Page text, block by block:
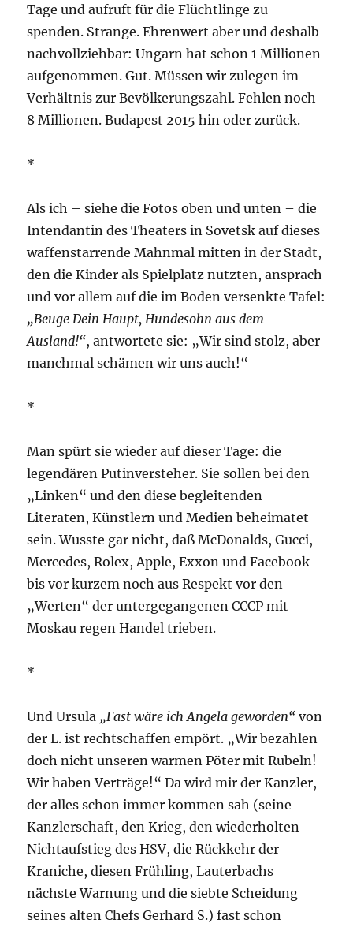
Tage und aufruft für die Flüchtlinge zu
spenden. Strange. Ehrenwert aber und deshalb
nachvollziehbar: Ungarn hat schon 1 Millionen
aufgenommen. Gut. Müssen wir zulegen im
Verhältnis zur Bevölkerungszahl. Fehlen noch
8 Millionen. Budapest 2015 hin oder zurück.
*
Als ich – siehe die Fotos oben und unten – die
Intendantin des Theaters in Sovetsk auf dieses
waffenstarrende Mahnmal mitten in der Stadt,
den die Kinder als Spielplatz nutzten, ansprach
und vor allem auf die im Boden versenkte Tafel:
„Beuge Dein Haupt, Hundesohn aus dem
Ausland!“, antwortete sie: „Wir sind stolz, aber
manchmal schämen wir uns auch!“
*
Man spürt sie wieder auf dieser Tage: die
legendären Putinversteher. Sie sollen bei den
„Linken“ und den diese begleitenden
Literaten, Künstlern und Medien beheimatet
sein. Wusste gar nicht, daß McDonalds, Gucci,
Mercedes, Rolex, Apple, Exxon und Facebook
bis vor kurzem noch aus Respekt vor den
„Werten“ der untergegangenen CCCP mit
Moskau regen Handel trieben.
*
Und Ursula „Fast wäre ich Angela geworden“ von
der L. ist rechtschaffen empört. „Wir bezahlen
doch nicht unseren warmen Pöter mit Rubeln!
Wir haben Verträge!“ Da wird mir der Kanzler,
der alles schon immer kommen sah (seine
Kanzlerschaft, den Krieg, den wiederholten
Nichtaufstieg des HSV, die Rückkehr der
Kraniche, diesen Frühling, Lauterbachs
nächste Warnung und die siebte Scheidung
seines alten Chefs Gerhard S.) fast schon